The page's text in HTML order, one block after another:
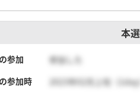
本
参加
参加した
参加時
2023年02月上旬（1day）